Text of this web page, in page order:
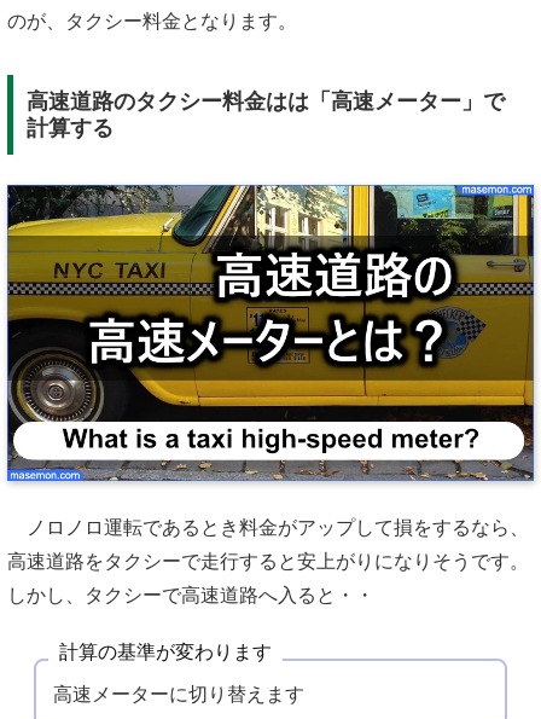
のが、タクシー料金となります。
高速道路のタクシー料金はは「高速メーター」で
計算する
ノロノロ運転であるとき料金がアップして損をするなら、
高速道路をタクシーで走行すると安上がりになりそうです。
しかし、タクシーで高速道路へ入ると・・
計算の基準が変わります
高速メーターに切り替えます